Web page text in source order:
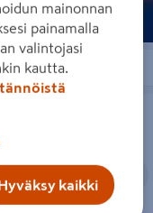
Suodattimet
mainonnan
painamalla
valintojasi
kautta.
kaikki